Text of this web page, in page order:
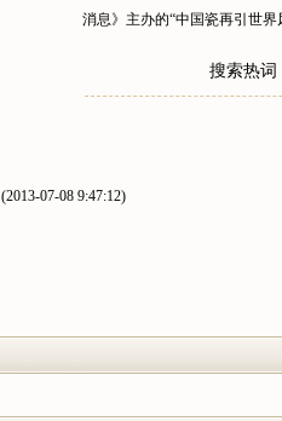
消息》主办的“中国瓷再引世
搜索热词
(2013-07-08 9:47:12)